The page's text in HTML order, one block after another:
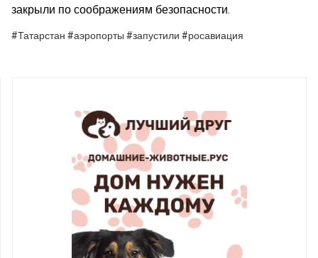
закрыли по соображениям безопасности.
#Татарстан #аэропорты #запустили #росавиация